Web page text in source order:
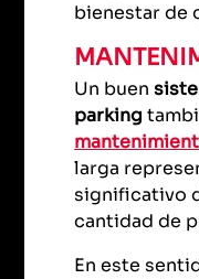
bienestar de
Un buen
parking
larga
significativo
cantidad de
En este